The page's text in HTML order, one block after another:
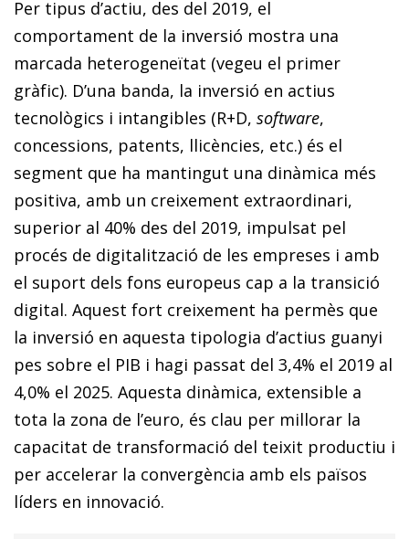
Per tipus d’actiu, des del 2019, el
comportament de la inversió mostra una
marcada heterogeneïtat (vegeu el primer
gràfic). D’una banda, la inversió en actius
tecnològics i intangibles (R+D, software,
concessions, patents, llicències, etc.) és el
segment que ha mantingut una dinàmica més
positiva, amb un creixement extraordinari,
superior al 40% des del 2019, impulsat pel
procés de digitalització de les empreses i amb
el suport dels fons europeus cap a la transició
digital. Aquest fort creixement ha permès que
la inversió en aquesta tipologia d’actius guanyi
pes sobre el PIB i hagi passat del 3,4% el 2019 al
4,0% el 2025. Aquesta dinàmica, extensible a
tota la zona de l’euro, és clau per millorar la
capacitat de transformació del teixit productiu i
per accelerar la convergència amb els països
líders en innovació.